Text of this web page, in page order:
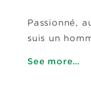
Passionné,
suis un
See more…